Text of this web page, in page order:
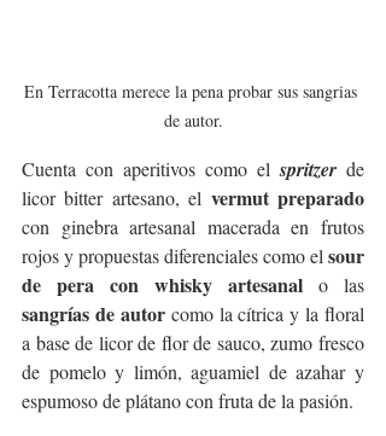
En Terracotta merece la pena probar sus sangrias
de autor.
Cuenta con aperitivos como el spritzer de
licor bitter artesano, el vermut preparado
con ginebra artesanal macerada en frutos
rojos y propuestas diferenciales como el sour
de pera con whisky artesanal
sangrías de autor como la cítrica y la floral
a base de licor de flor de sauco, zumo fresco
de pomelo y limón, aguamiel de azahar y
espumoso de plátano con fruta de la pasión.